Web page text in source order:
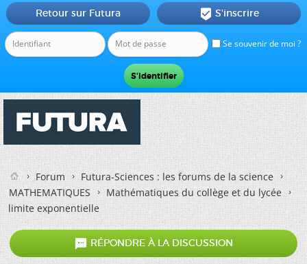
Se souvenir de moi ?
Retour sur Futura  S'inscrire
Forum
Futura-Sciences : les forums de la science
MATHEMATIQUES
Mathématiques du collège et du lycée
limite exponentielle
 RÉPONDRE À LA DISCUSSION